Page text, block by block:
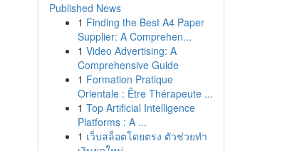
Published News
1 Finding the Best A4 Paper
Supplier: A Comprehen...
1 Video Advertising: A
Comprehensive Guide
1 Formation Pratique
Orientale : Être Thérapeute ...
1 Top Artificial Intelligence
Platforms : A ...
1 เว็บสล็อตโดยตรง ตัวช่วยทำ